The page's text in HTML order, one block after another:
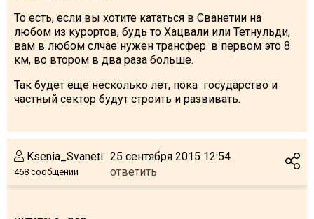
То есть, если вы хотите кататься в Сванетии на
любом из курортов, будь то Хацвали или Тетнульди,
вам в любом слчае нужен трансфер. в первом это 8
км, во втором в два раза больше.
Так будет еще несколько лет, пока государство и
частный сектор будут строить и развивать.
Ksenia_Svaneti
468 сообщений
25 сентября 2015 12:54
ответить